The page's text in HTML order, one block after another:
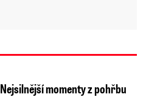
Nejsilnější momenty z pohřbu